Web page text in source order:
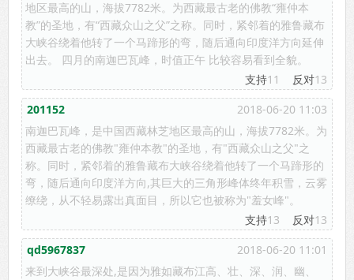
地区最高的山，海拔7782米。为西藏最古老的佛教“雍仲本
教”的圣地，有“西藏众山之父”之称。同时，紧邻着的雅鲁藏布
大峡谷绕着他转了一个马蹄形的弯，随后通向印度洋方向延伸
出去。 四月的南迦巴瓦峰，时值正午 比较容易看到全貌。
支持11 反对13
201152
2018-06-20 11:03
南迦巴瓦峰，是中国西藏林芝地区最高的山，海拔7782米。为
西藏最古老的佛教"雍仲本教"的圣地，有"西藏众山之父"之
称。同时，紧邻着的雅鲁藏布大峡谷绕着他转了一个马蹄形的
弯，随后通向印度洋方向,其巨大的三角形峰体终年积雪，云雾
缭绕，从不轻易露出真面目，所以它也被称为"羞女峰"。
支持13 反对13
qd5967837
2018-06-20 11:01
来到大峡谷最深处,是因为雅如藏布江高、壮、深、润、幽、